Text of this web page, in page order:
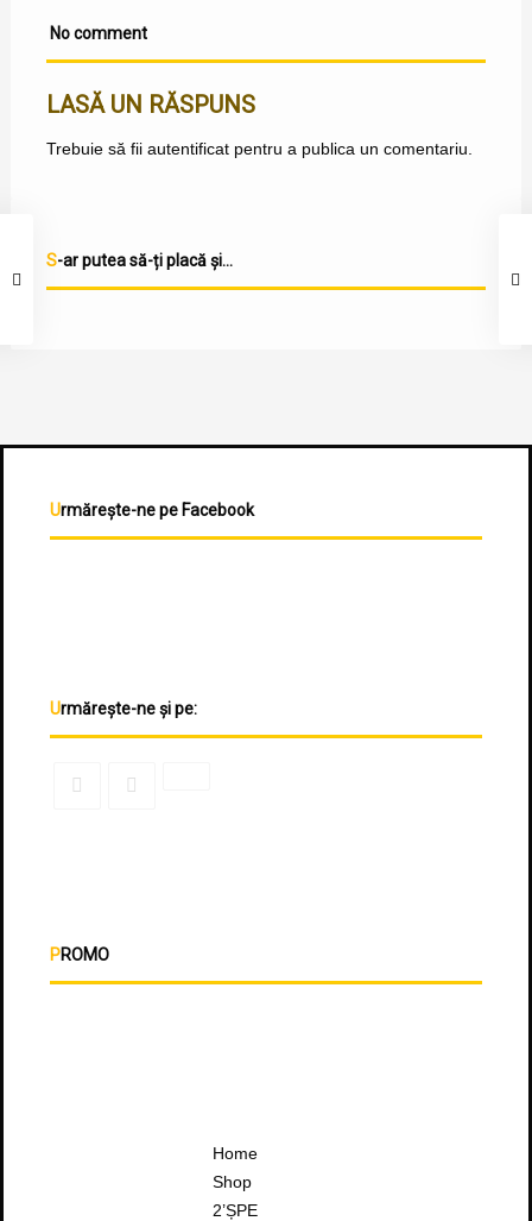
No comment
LASĂ UN RĂSPUNS
Trebuie să fii autentificatpentru a publica un comentariu.
S-ar putea să-ți placă și...
Urmărește-ne pe Facebook
Urmărește-ne și pe:
PROMO
Home
Shop
2’ȘPE